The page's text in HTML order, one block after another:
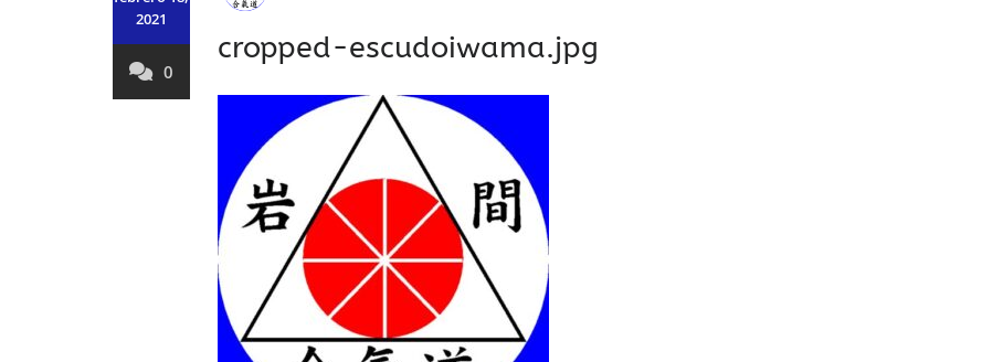
2021
0
cropped-escudoiwama.jpg